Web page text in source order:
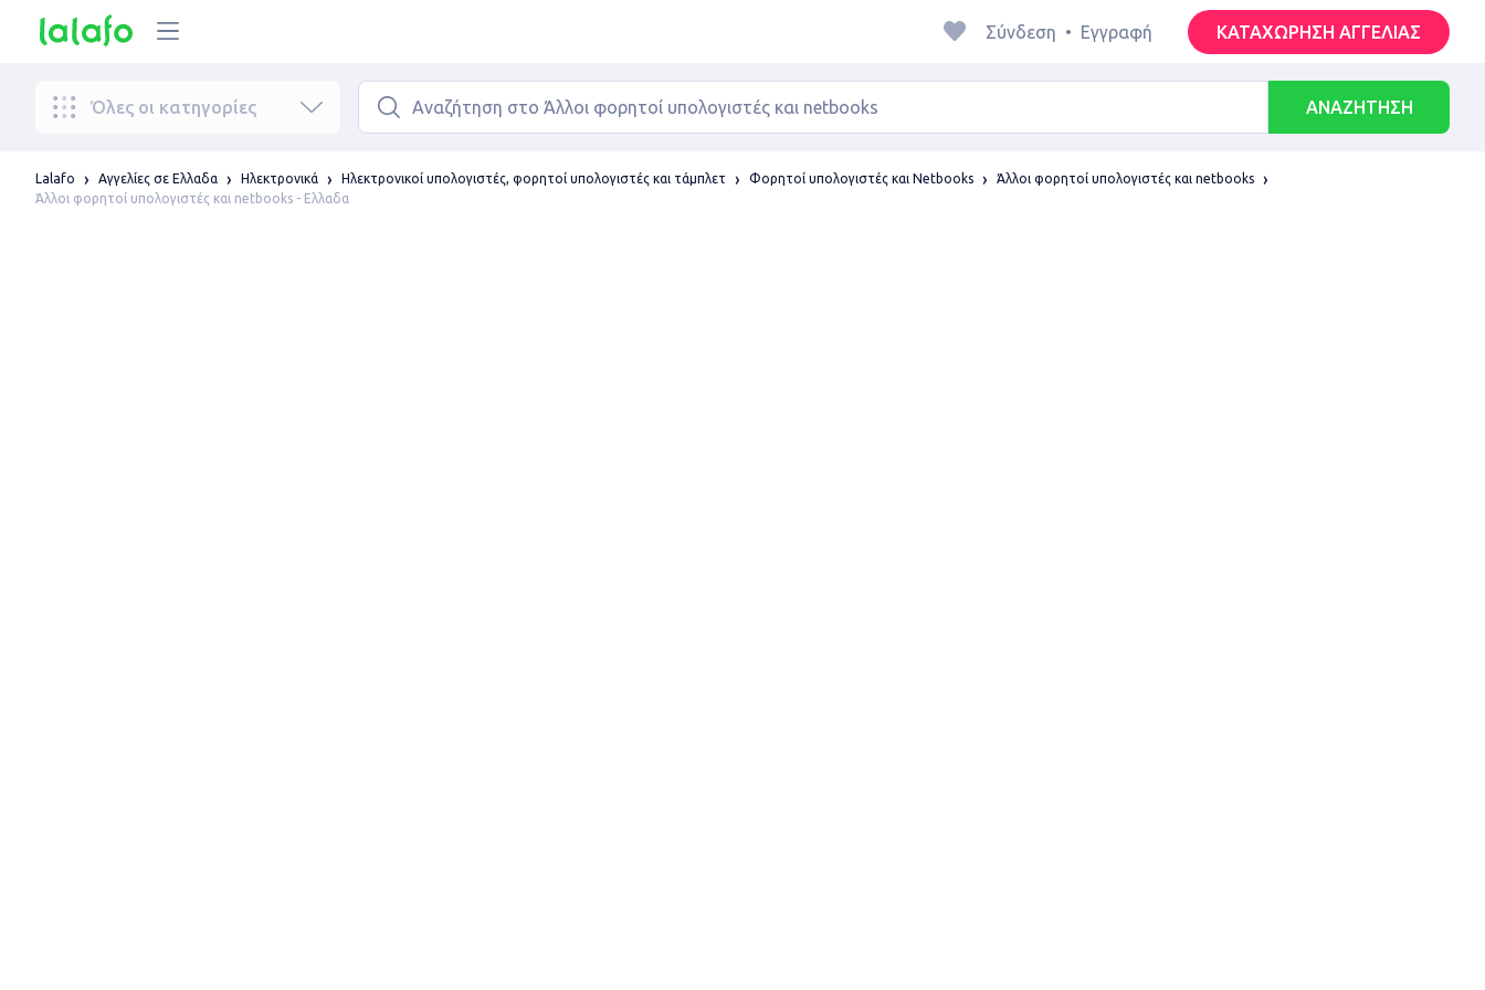
Σύνδεση • Εγγραφή ΚΑΤΑΧΩΡΗΣΗ ΑΓΓΕΛΙΑΣ
Όλες οι κατηγορίες ΑΝΑΖΗΤΗΣΗ
Lalafo Αγγελίες σε Ελλαδα Ηλεκτρονικά Ηλεκτρονικοί υπολογιστές, φορητοί υπολογιστές και τάμπλετ Φορητοί υπολογιστές και Netbooks
Άλλοι φορητοί υπολογιστές και netbooks
Άλλοι φορητοί υπολογιστές και netbooks - Ελλαδα